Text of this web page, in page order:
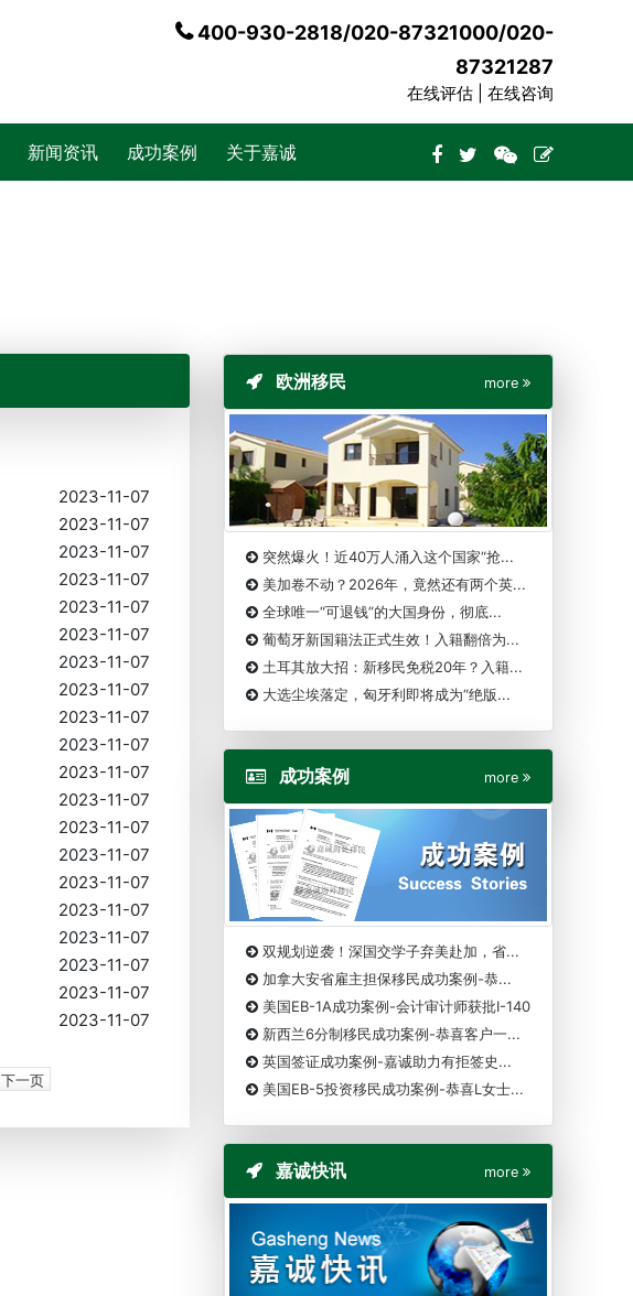
400-930-2818/020-87321000/020-
87321287
在线评估 | 在线咨询
新闻资讯 成功案例 关于嘉诚
2023-11-07
2023-11-07
2023-11-07
2023-11-07
2023-11-07
2023-11-07
2023-11-07
2023-11-07
2023-11-07
2023-11-07
2023-11-07
2023-11-07
2023-11-07
2023-11-07
2023-11-07
2023-11-07
2023-11-07
2023-11-07
2023-11-07
2023-11-07
下一页
欧洲移民 more
突然爆火！近40万人涌入这个国家“抢...
美加卷不动？2026年，竟然还有两个英...
全球唯一“可退钱”的大国身份，彻底...
葡萄牙新国籍法正式生效！入籍翻倍为...
土耳其放大招：新移民免税20年？入籍...
大选尘埃落定，匈牙利即将成为“绝版...
成功案例 more
双规划逆袭！深国交学子弃美赴加，省...
加拿大安省雇主担保移民成功案例-恭...
美国EB-1A成功案例-会计审计师获批I-140
新西兰6分制移民成功案例-恭喜客户一...
英国签证成功案例-嘉诚助力有拒签史...
美国EB-5投资移民成功案例-恭喜L女士...
嘉诚快讯 more